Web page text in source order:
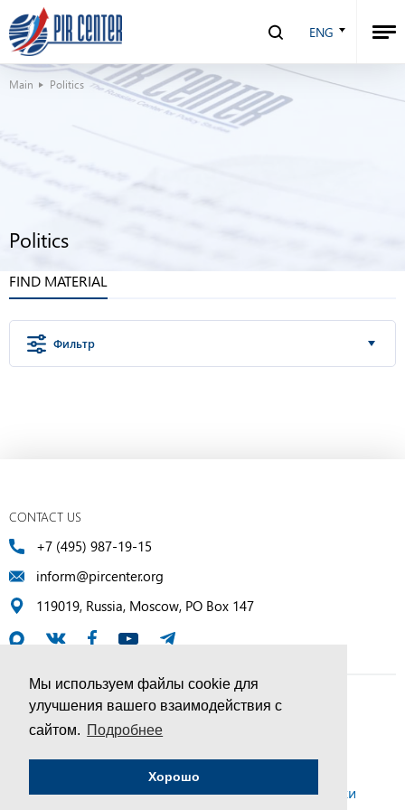
Мы используем файлы cookie для
улучшения вашего взаимодействия с
сайтом. Подробнее
Хорошо
ENG
Main Politics
Politics
FIND MATERIAL
Фильтр
CONTACT US
+7 (495) 987-19-15
inform@pircenter.org
119019, Russia, Moscow, PO Box 147
© PIR Center, 1994–2025 | All Rights Reserved
Соглашение об обработке персональных данных
Политика конфиденциальности и условия обработки